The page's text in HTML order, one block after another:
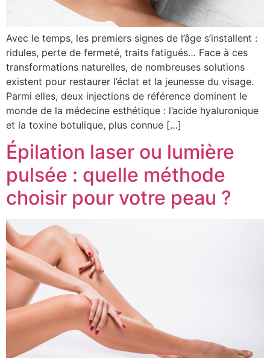
Avec le temps, les premiers signes de l’âge s’installent :
ridules, perte de fermeté, traits fatigués… Face à ces
transformations naturelles, de nombreuses solutions
existent pour restaurer l’éclat et la jeunesse du visage.
Parmi elles, deux injections de référence dominent le
monde de la médecine esthétique : l’acide hyaluronique
et la toxine botulique, plus connue […]
Épilation laser ou lumière
pulsée : quelle méthode
choisir pour votre peau ?